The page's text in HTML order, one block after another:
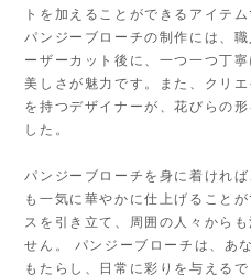
トを加えることができるアイテム
パンジーブローチの制作には、
ーザーカット後に、一つ一つ丁
美しさが魅力です。また、クリ
を持つデザイナーが、花びらの
した。
パンジーブローチを身に着けれ
も一気に華やかに仕上げること
スを引き立て、周囲の人々から
せん。 パンジーブローチは、あ
もたらし、日常に彩りを与える